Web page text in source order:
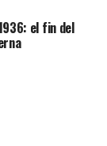
el fin del